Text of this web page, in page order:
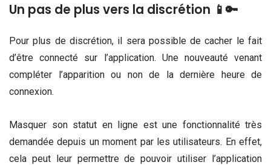
Un pas de plus vers la discrétion 📱🔑
Pour plus de discrétion, il sera possible de cacher le fait
d’être connecté sur l’application. Une nouveauté venant
compléter l’apparition ou non de la dernière heure de
connexion.
Masquer son statut en ligne est une fonctionnalité très
demandée depuis un moment par les utilisateurs. En effet,
cela peut leur permettre de pouvoir utiliser l’application